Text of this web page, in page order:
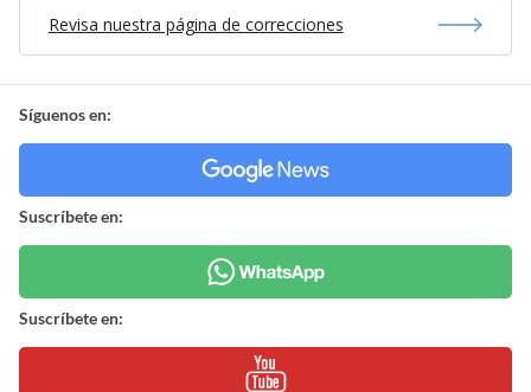
Revisa nuestra página de correcciones
Síguenos en:
Suscríbete en:
Suscríbete en: